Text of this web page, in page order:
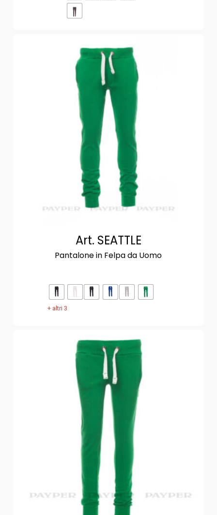
Art. SEATTLE
Pantalone in Felpa da Uomo
+ altri 3